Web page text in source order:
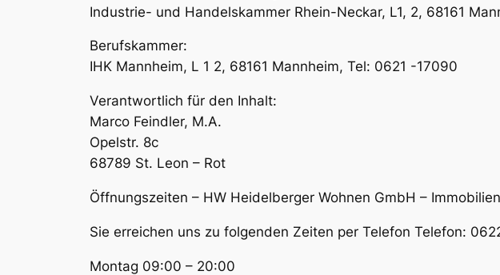
Industrie- und Handelskammer Rhein-Neckar, L1, 2, 68161
Berufskammer:
IHK Mannheim, L 1 2, 68161 Mannheim, Tel: 0621 -17090
Verantwortlich für den Inhalt:
Marco Feindler, M.A.
Opelstr. 8c
68789 St. Leon – Rot
Öffnungszeiten – HW Heidelberger Wohnen GmbH –
Sie erreichen uns zu folgenden Zeiten per Telefon Telefon:
Montag 09:00 – 20:00